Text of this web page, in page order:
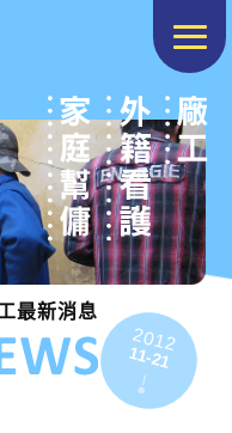
最新消息
2012
11-21